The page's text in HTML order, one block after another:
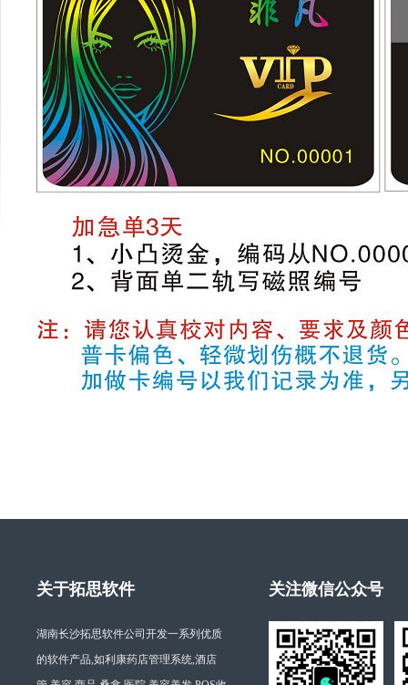
关于拓思软件
湖南长沙拓思软件公司开发一系列优质
的软件产品,如利康药店管理系统,酒店
关注微信公众号